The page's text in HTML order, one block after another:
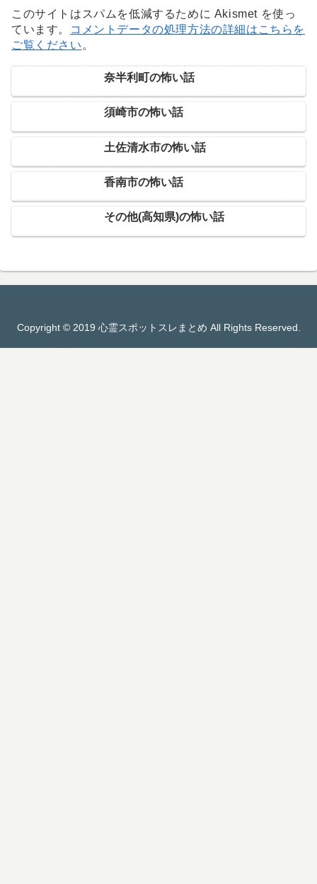
このサイトはスパムを低減するために Akismet を使っ
ています。
コメントデータの処理方法の詳細はこちらを
ご覧ください 。
奈半利町の怖い話
須崎市の怖い話
土佐清水市の怖い話
香南市の怖い話
その他(高知県)の怖い話
Copyright © 2019 心霊スポットスレまとめ All Rights Reserved.